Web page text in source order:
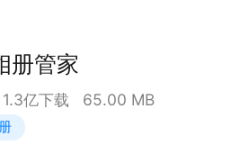
像精修，像修图一样修视频！
门槛，视频大片轻松剪！AI智
。
实现绘画自由、AI修图智能修
册管家
1.3亿下载 65.00 MB